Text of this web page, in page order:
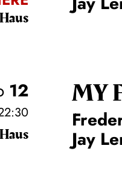
12 MY
Jay